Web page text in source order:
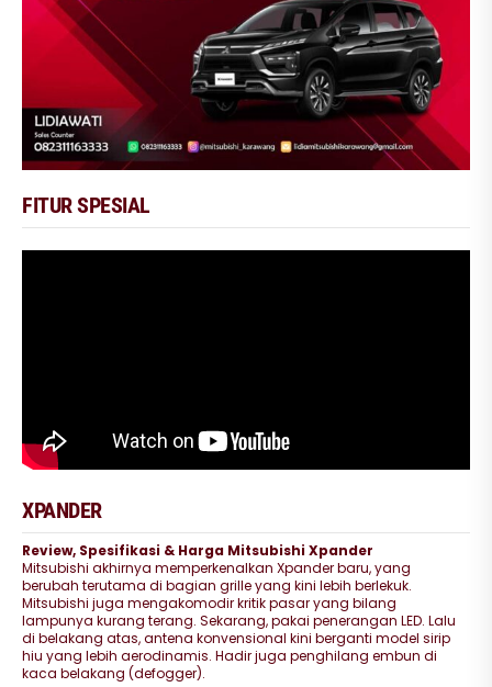
FITUR SPESIAL
XPANDER
Review, Spesifikasi & Harga Mitsubishi Xpander
Mitsubishi akhirnya memperkenalkan Xpander baru, yang
berubah terutama di bagian grille yang kini lebih berlekuk.
Mitsubishi juga mengakomodir kritik pasar yang bilang
lampunya kurang terang. Sekarang, pakai penerangan LED. Lalu
di belakang atas, antena konvensional kini berganti model sirip
hiu yang lebih aerodinamis. Hadir juga penghilang embun di
kaca belakang (defogger).